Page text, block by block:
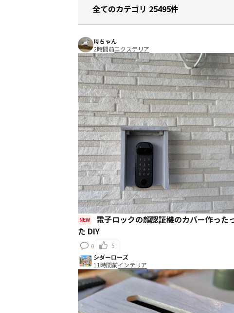
全てのカテゴリ 25495件
母ちゃん
2時間前エクステリア
NEW
た DIY
0 5
シダーローズ
11時間前インテリア